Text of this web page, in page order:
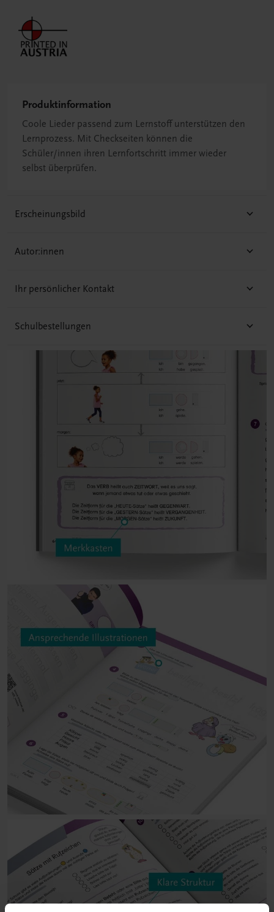
Produktinformation
Coole Lieder passend zum Lernstoff unterstützen den
Lernprozess. Mit Checkseiten können die
Schüler/innen ihren Lernfortschritt immer wieder
selbst überprüfen.
Erscheinungsbild
Autor:innen
Ihr persönlicher Kontakt
Schulbestellungen